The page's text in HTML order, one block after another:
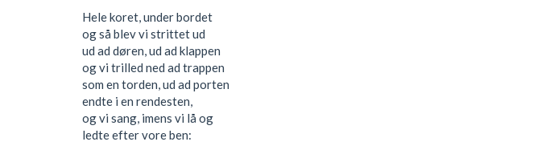
Hele koret, under bordet
og så blev vi strittet ud
ud ad døren, ud ad klappen
og vi trilled ned ad trappen
som en torden, ud ad porten
endte i en rendesten,
og vi sang, imens vi lå og
ledte efter vore ben: